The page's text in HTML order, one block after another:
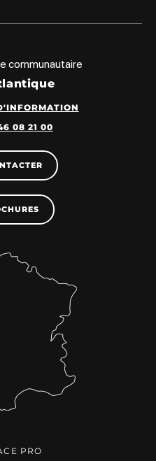
communautaire
08 21 00
PRO